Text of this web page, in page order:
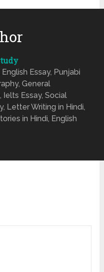
English Essay, Punjabi
General
Ielts Essay, Social
Letter Writing in Hindi,
in Hindi, English